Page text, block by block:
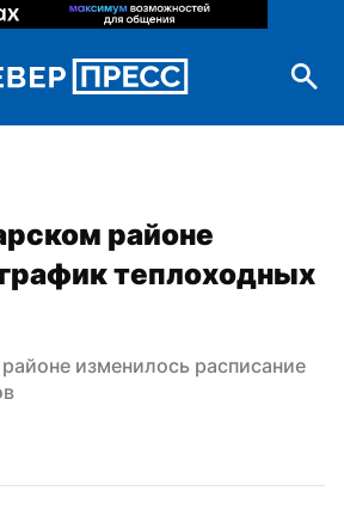
районе
теплоходных
изменилось расписание